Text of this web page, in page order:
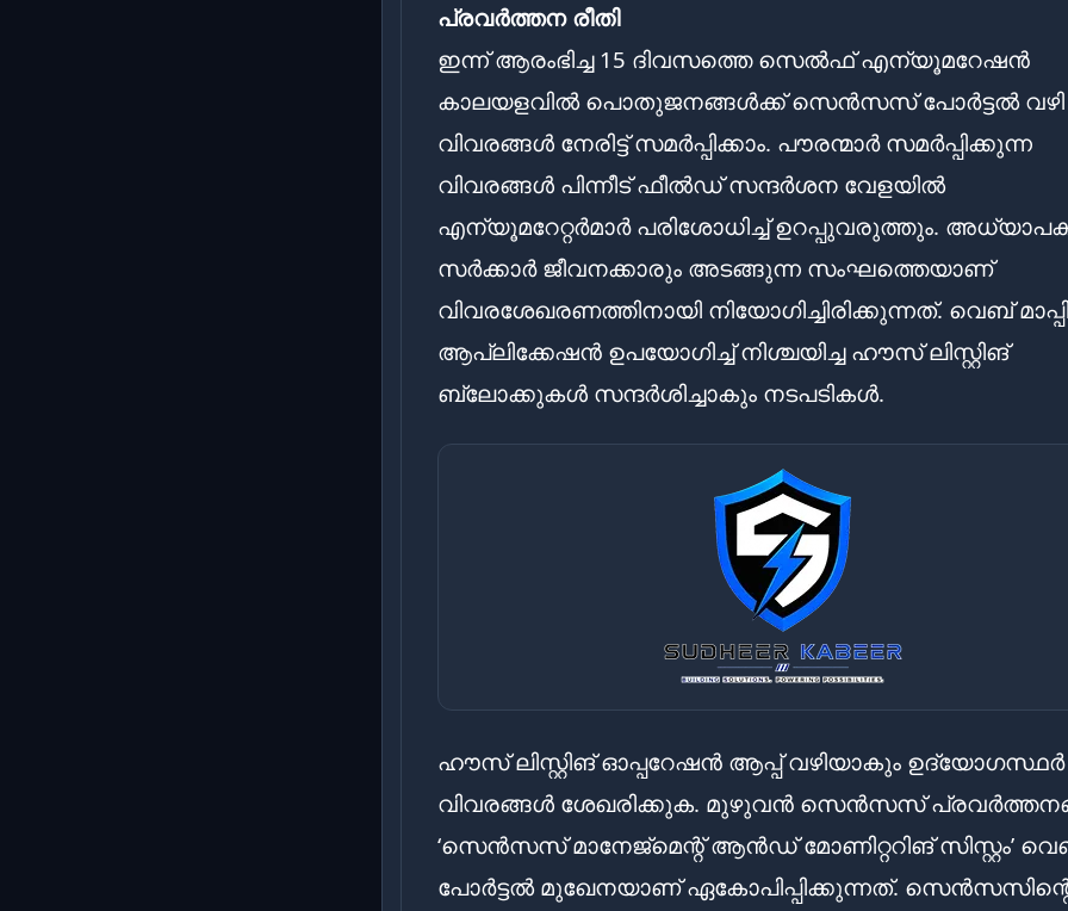
പ്രവർത്തന രീതി
ഇന്ന് ആരംഭിച്ച 15 ദിവസത്തെ സെൽഫ് എന്യൂമറേഷൻ
കാലയളവിൽ പൊതുജനങ്ങൾക്ക് സെൻസസ് പോർട്ടൽ വഴി
വിവരങ്ങൾ നേരിട്ട് സമർപ്പിക്കാം. പൗരന്മാർ സമർപ്പിക്കുന്ന
വിവരങ്ങൾ പിന്നീട് ഫീൽഡ് സന്ദർശന വേളയിൽ
എന്യൂമറേറ്റർമാർ പരിശോധിച്ച് ഉറപ്പുവരുത്തും.
സർക്കാർ ജീവനക്കാരും അടങ്ങുന്ന സംഘത്തെയാണ്
വിവരശേഖരണത്തിനായി നിയോഗിച്ചിരിക്കുന്നത്. വെബ്
ആപ്ലിക്കേഷൻ ഉപയോഗിച്ച് നിശ്ചയിച്ച ഹൗസ് ലിസ്റ്റിങ്
ബ്ലോക്കുകൾ സന്ദർശിച്ചാകും നടപടികൾ.
ഹൗസ് ലിസ്റ്റിങ് ഓപ്പറേഷൻ ആപ്പ് വഴിയാകും ഉദ്യോഗസ്ഥർ
വിവരങ്ങൾ ശേഖരിക്കുക. മുഴുവൻ സെൻസസ്
‘സെൻസസ് മാനേജ്മെന്റ് ആൻഡ് മോണിറ്ററിങ് സിസ്റ്റം’
പോർട്ടൽ മുഖേനയാണ് ഏകോപിപ്പിക്കുന്നത്.